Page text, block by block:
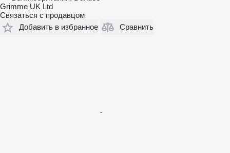
Grimme UK Ltd
Связаться с продавцом
Добавить в избранное
Сравнить